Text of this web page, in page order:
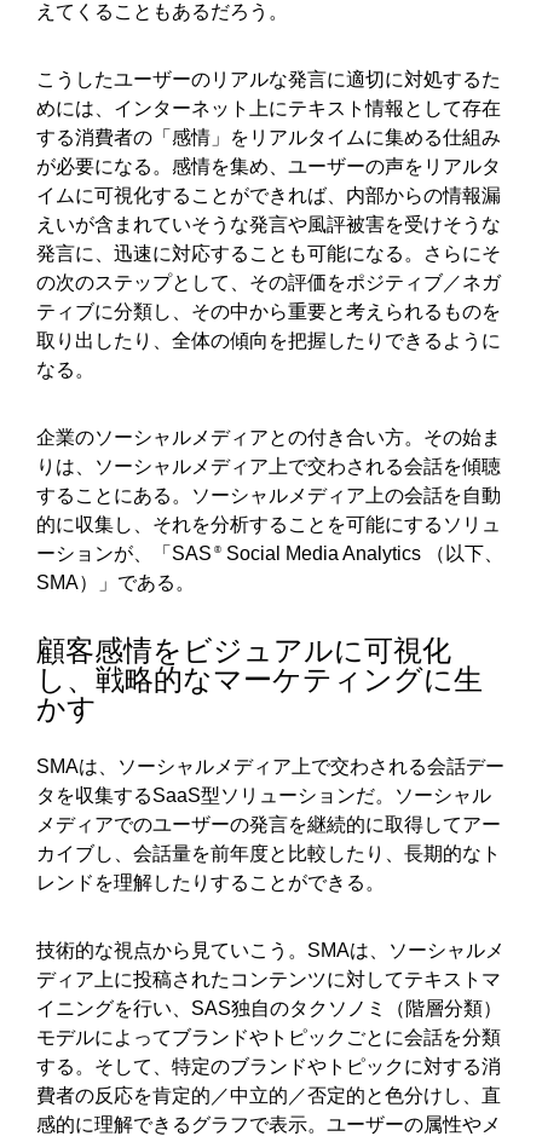
えてくることもあるだろう。
こうしたユーザーのリアルな発言に適切に対処するた
めには、インターネット上にテキスト情報として存在
する消費者の「感情」をリアルタイムに集める仕組み
が必要になる。感情を集め、ユーザーの声をリアルタ
イムに可視化することができれば、内部からの情報漏
えいが含まれていそうな発言や風評被害を受けそうな
発言に、迅速に対応することも可能になる。さらにそ
の次のステップとして、その評価をポジティブ／ネガ
ティブに分類し、その中から重要と考えられるものを
取り出したり、全体の傾向を把握したりできるように
なる。
企業のソーシャルメディアとの付き合い方。その始ま
りは、ソーシャルメディア上で交わされる会話を傾聴
することにある。ソーシャルメディア上の会話を自動
的に収集し、それを分析することを可能にするソリュ
ーションが、「SAS ®Social Media Analytics （以下、
SMA）」である。
顧客感情をビジュアルに可視化
し、戦略的なマーケティングに生
かす
SMAは、ソーシャルメディア上で交わされる会話デー
タを収集するSaaS型ソリューションだ。ソーシャル
メディアでのユーザーの発言を継続的に取得してアー
カイブし、会話量を前年度と比較したり、長期的なト
レンドを理解したりすることができる。
技術的な視点から見ていこう。SMAは、ソーシャルメ
ディア上に投稿されたコンテンツに対してテキストマ
イニングを行い、SAS独自のタクソノミ（階層分類）
モデルによってブランドやトピックごとに会話を分類
する。そして、特定のブランドやトピックに対する消
費者の反応を肯定的／中立的／否定的と色分けし、直
感的に理解できるグラフで表示。ユーザーの属性やメ